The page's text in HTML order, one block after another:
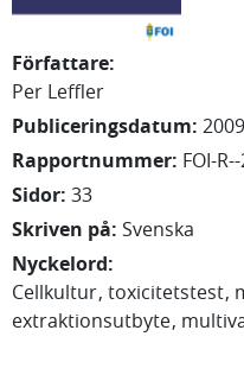
Författare:
Per Leffler
Publiceringsdatum:
Rapportnummer: FOI-
Sidor: 33
Skriven på: Svenska
Nyckelord:
Cellkultur toxicitetstest
extraktionsutbyte